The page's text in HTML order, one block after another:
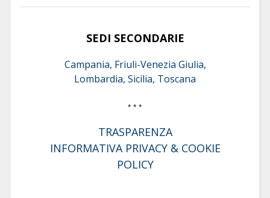
SEDI SECONDARIE
Campania, Friuli-Venezia Giulia,
Lombardia, Sicilia, Toscana
* * *
TRASPARENZA
INFORMATIVA PRIVACY & COOKIE
POLICY